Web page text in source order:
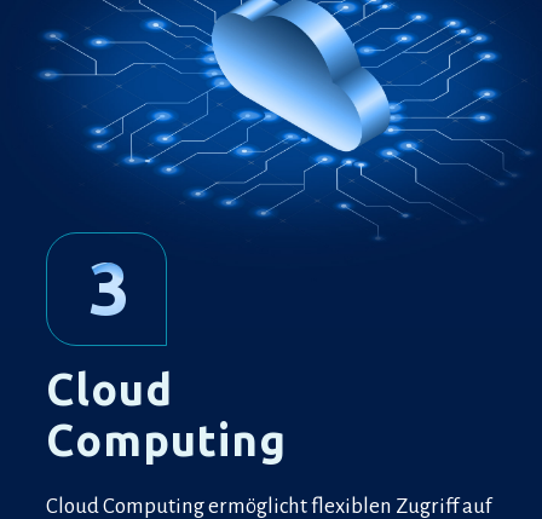
3
Cloud
Computing
Cloud Computing ermöglicht flexiblen Zugriff auf